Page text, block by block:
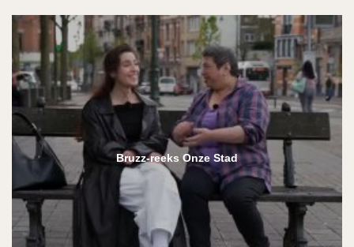
Bruzz-reeks Onze Stad